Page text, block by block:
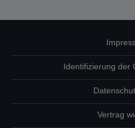
Identifizierung der
Vertrag